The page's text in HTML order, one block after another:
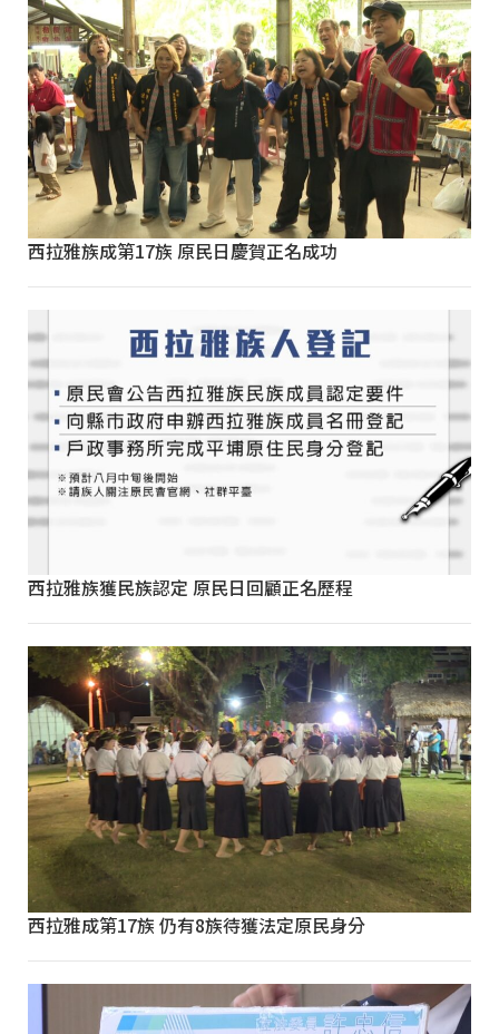
西拉雅族成第17族 原民日慶賀正名成功
西拉雅族獲民族認定 原民日回顧正名歷程
西拉雅成第17族 仍有8族待獲法定原民身分